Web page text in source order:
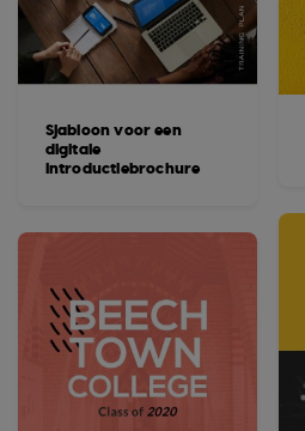
Sjabloon voor een
digitale
introductiebrochure